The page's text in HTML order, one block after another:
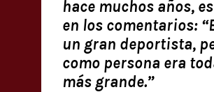
hace muchos años,
en los comentarios:
un gran deportista,
como persona era
más grande.”